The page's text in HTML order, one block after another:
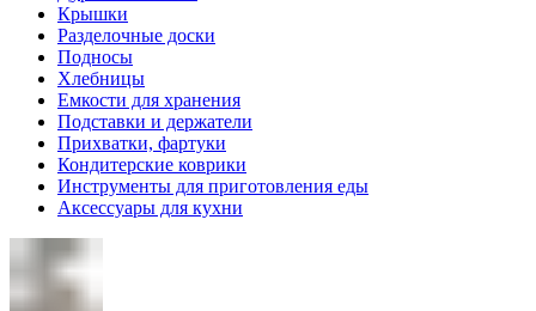
Крышки
Разделочные доски
Подносы
Хлебницы
Емкости для хранения
Подставки и держатели
Прихватки, фартуки
Кондитерские коврики
Инструменты для приготовления еды
Аксессуары для кухни